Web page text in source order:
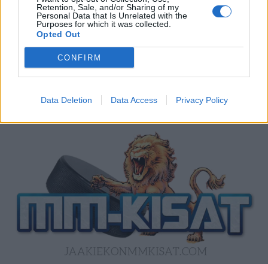
Retention, Sale, and/or Sharing of my
Personal Data that Is Unrelated with the
Purposes for which it was collected.
Opted Out
CONFIRM
Data Deletion Data Access Privacy Policy
50 jäähyminuuttia
Kanada – USA klo 15:10 – näin katsot
ottelun ilmaiseksi TV:stä